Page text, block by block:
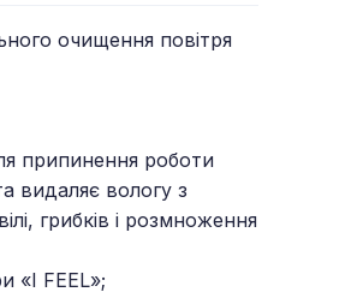
очищення повітря
припинення роботи
видаляє вологу з
грибків і розмноження
«I FEEL»;